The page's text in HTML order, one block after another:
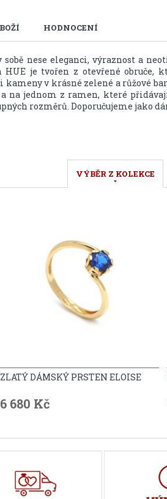
HODNOCENÍ
nese eleganci, výraznost a
HUE je tvořen z otevřené obruče,
v krásné zelené a růžové
na jednom z ramen, které
rozměrů. Doporučujeme jako
VÝBĚR Z KOLEKCE
ZLATÝ DÁMSKÝ PRSTEN ELOISE
6 680 Kč